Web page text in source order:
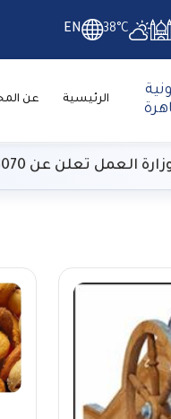
38°C
EN
الرئيسية عن
عن 3070 فرصة عمل بمجموعة مقاولات شهيرة